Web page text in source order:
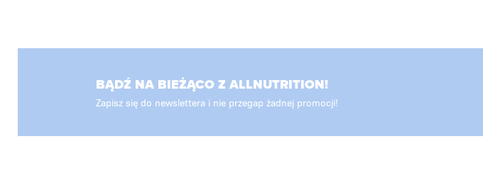
BĄDŹ NA BIEŻĄCO Z ALLNUTRITION!
Zapisz się do newslettera i nie przegap żadnej promocji!